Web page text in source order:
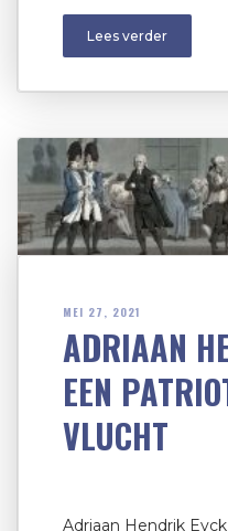
Lees verder
MEI 27, 2021
ADRIAAN
EEN
VLUCHT
Adriaan Hendrik